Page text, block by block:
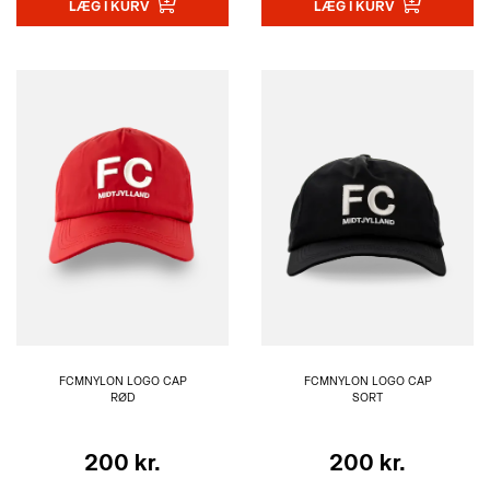
LÆG I KURV LÆG I KURV
FCMNYLON LOGO CAP
RØD
200 kr.
FCMNYLON LOGO CAP
SORT
200 kr.